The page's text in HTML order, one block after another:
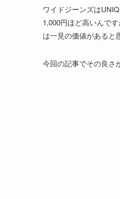
ワイドジーンズは
1,000円ほど高いんで
は一見の価値があると
今回の記事でその良さ